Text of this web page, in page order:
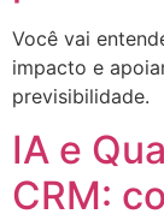
Você vai
impacto e
previsibilidade.
IA e
CRM: